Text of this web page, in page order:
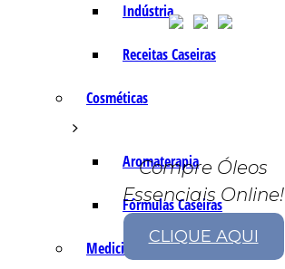
Indústria
Receitas Caseiras
Cosméticas
Aromaterapia
Fórmulas Caseiras
Medicinais
Compre Óleos
Essenciais Online!
CLIQUE AQUI